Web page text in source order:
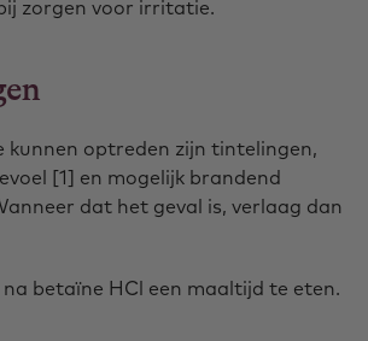
zorgen voor irritatie.
kunnen optreden zijn tintelingen,
[1] en mogelijk brandend
dat het geval is, verlaag dan
betaïne HCl een maaltijd te eten.